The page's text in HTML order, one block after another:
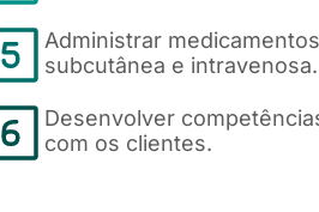
Administrar
subcutânea e intravenosa.
Desenvolver
com os clientes.